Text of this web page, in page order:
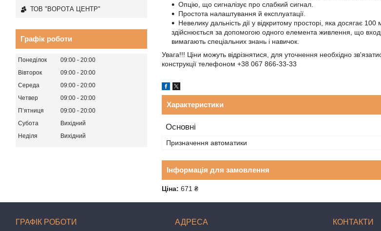
Опцію, що сигналізує про слабкий сигнал.
Простота налаштування й експлуатації.
Невелику дальність дії у відкритому просторі, яка досягає 100
здійснюється за допомогою одного елемента живлення, що
вимагають спеціальних знань і навичок.
Увага!!! Ціни можуть відрізнятися, для уточнення необхідно
конструкції телефоном +38 067 866-33-33
Характеристики
Основні
Призначення автоматики
Інформація для замовлення
Ціна: 671 ₴
ТОВ "ВОРОТА ЦЕНТР"
Графік роботи
Понеділок 09:00
20:00
Вівторок
09:00
20:00
Середа
09:00
20:00
Четвер
09:00
20:00
Пʼятниця
09:00
20:00
Субота
Вихідний
Неділя
Вихідний
ГРАФІК РОБОТИ